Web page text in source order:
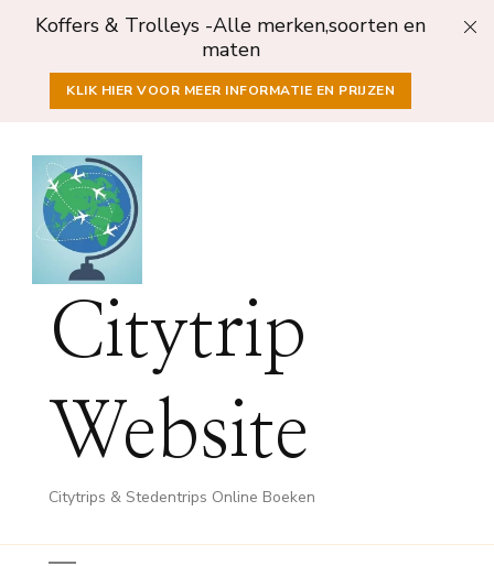
Koffers & Trolleys -Alle merken,soorten en
maten
KLIK HIER VOOR MEER INFORMATIE EN PRIJZEN
Citytrip
Website
Citytrips & Stedentrips Online Boeken